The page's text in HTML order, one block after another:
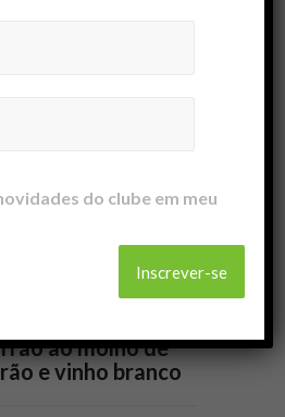
ao molho de
e vinho branco
do clube em meu